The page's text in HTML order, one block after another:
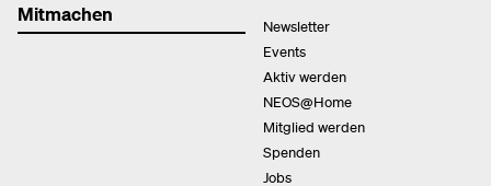
Mitmachen
Newsletter
Events
Aktiv werden
NEOS@Home
Mitglied werden
Spenden
Jobs